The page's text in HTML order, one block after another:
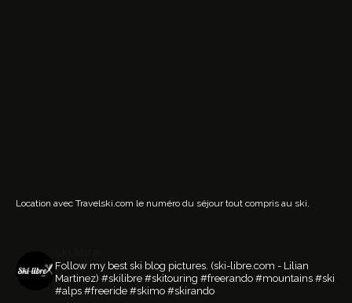
Location avec Travelski.com le numéro du séjour tout compris au ski.
Follow my best ski blog pictures. (ski-libre.com - Lilian
Martinez) #skilibre #skitouring #freerando #mountains #ski
#alps #freeride #skimo #skirando